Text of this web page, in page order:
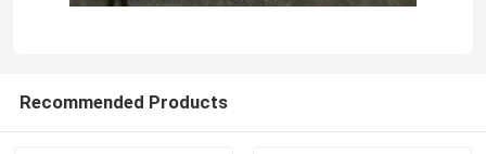
Recommended Products